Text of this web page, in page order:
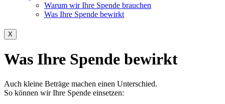
Warum wir Ihre Spende brauchen
Was Ihre Spende bewirkt
X
Was Ihre Spende bewirkt
Auch kleine Beträge machen einen Unterschied.
So können wir Ihre Spende einsetzen: